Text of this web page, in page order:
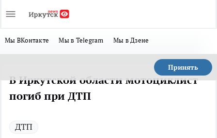
Мы ВКонтакте Мы в Telegram Мы в Дзене
Принять
В Иркутской области мотоциклист
погиб при ДТП
ДТП